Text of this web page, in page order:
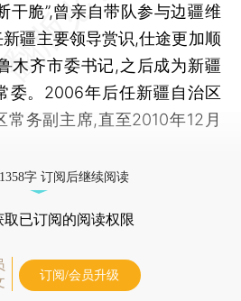
干脆”,曾亲自带队参与边疆维
疆主要领导赏识,仕途更加顺
木齐市委书记,之后成为新疆
委。2006年后任新疆自治区
常务副主席,直至2010年12月
字 订阅后继续阅读
取已订阅的阅读权限
订阅/会员升级